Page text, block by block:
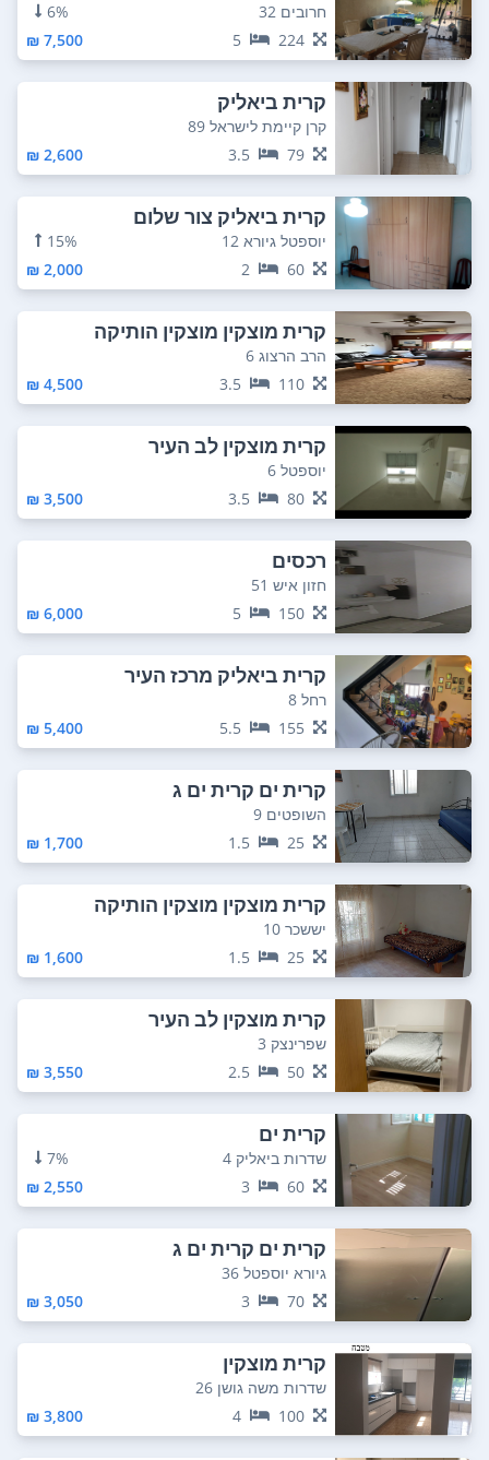
חרובים 32
6%
224
5
7,500 ₪
קרית ביאליק
קרן קיימת לישראל 89
79
3.5
2,600 ₪
קרית ביאליק צור שלום
יוספטל גיורא 12
15%
60
2
2,000 ₪
קרית מוצקין מוצקין הותיקה
הרב הרצוג 6
110
3.5
4,500 ₪
קרית מוצקין לב העיר
יוספטל 6
80
3.5
3,500 ₪
רכסים
חזון איש 51
150
5
6,000 ₪
קרית ביאליק מרכז העיר
רחל 8
155
5.5
5,400 ₪
קרית ים קרית ים ג
השופטים 9
25
1.5
1,700 ₪
קרית מוצקין מוצקין הותיקה
יששכר 10
25
1.5
1,600 ₪
קרית מוצקין לב העיר
שפרינצק 3
50
2.5
3,550 ₪
קרית ים
שדרות ביאליק 4
7%
60
3
2,550 ₪
קרית ים קרית ים ג
גיורא יוספטל 36
70
3
3,050 ₪
קרית מוצקין
שדרות משה גושן 26
100
4
3,800 ₪